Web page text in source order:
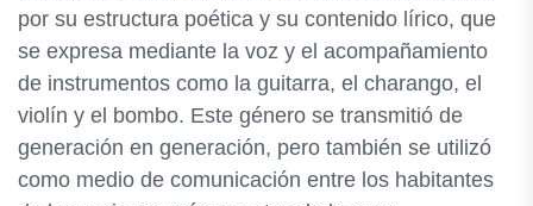
por su estructura poética y su contenido lírico, que
se expresa mediante la voz y el acompañamiento
de instrumentos como la guitarra, el charango, el
violín y el bombo. Este género se transmitió de
generación en generación, pero también se utilizó
como medio de comunicación entre los habitantes